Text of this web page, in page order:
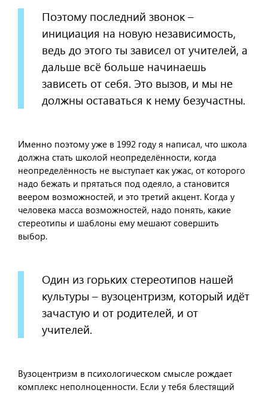
Поэтому последний звонок –
инициация на новую независимость,
ведь до этого ты зависел от учителей, а
дальше всё больше начинаешь
зависеть от себя. Это вызов, и мы не
должны оставаться к нему безучастны.
Именно поэтому уже в 1992 году я написал, что школа
должна стать школой неопределённости, когда
неопределённость не выступает как ужас, от которого
надо бежать и прятаться под одеяло, а становится
веером возможностей, и это третий акцент. Когда у
человека масса возможностей, надо понять, какие
стереотипы и шаблоны ему мешают совершить
выбор.
Один из горьких стереотипов нашей
культуры – вузоцентризм, который идёт
зачастую и от родителей, и от
учителей.
Вузоцентризм в психологическом смысле рождает
комплекс неполноценности. Если у тебя блестящий